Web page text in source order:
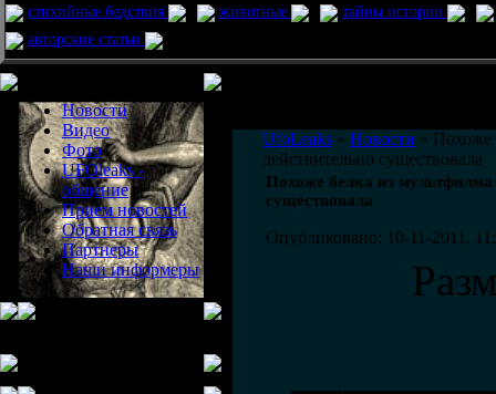
стихийные бедствия
животные
тайны истории
авторские статьи
Новости
Видео
Фото
UFOleaks -
общение
Прием новостей
Обратная связь
Партнеры
Наши информеры
UfoLeaks » Новости » Похоже
действительно существовала
Похоже белка из
существовала
Опубликовано: 10-11-2011,